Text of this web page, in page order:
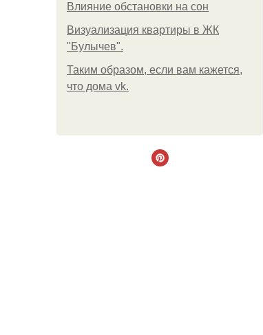
Влияние обстановки на сон
Визуализация квартиры в ЖК
"Булычев".
Таким образом, если вам кажется,
что дома vk.